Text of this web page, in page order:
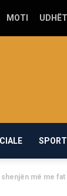
MOTI
SPORT
më me fat